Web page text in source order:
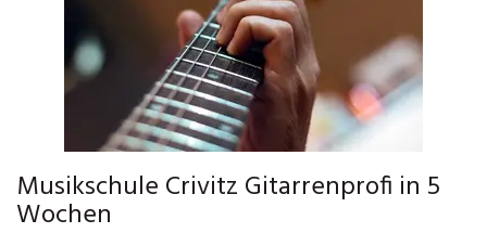
Musikschule Crivitz Gitarrenprofi in 5
Wochen